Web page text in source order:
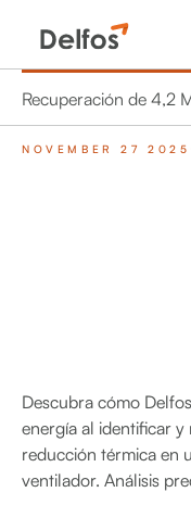
NOVEMBER 27 2025
Descubra cómo
energía al identificar
reducción térmica en
ventilador. Análisis